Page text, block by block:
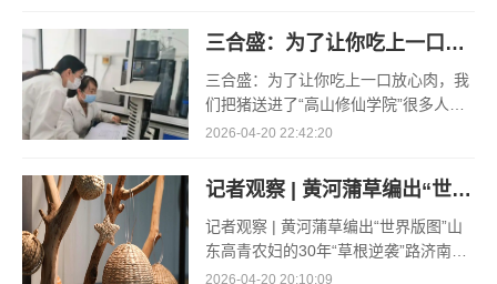
桃，其
三合盛：为了让你吃上一口放心肉，我们把猪送进了“高山修仙学院”
三合盛：为了让你吃上一口放心肉，我
们把猪送进了“高山修仙学院”很多人问
我，现在的生鲜赛道已经卷成麻花了，
这样？答案其实很简单
2026-04-20 22:42:20
记者观察 | 黄河蒲草编出“世界版图”
记者观察 | 黄河蒲草编出“世界版图”山
东高青农妇的30年“草根逆袭”路济南电
（记者 瑞夫 王克军 郭克烁）一根黄河
2026-04-20 20:10:09